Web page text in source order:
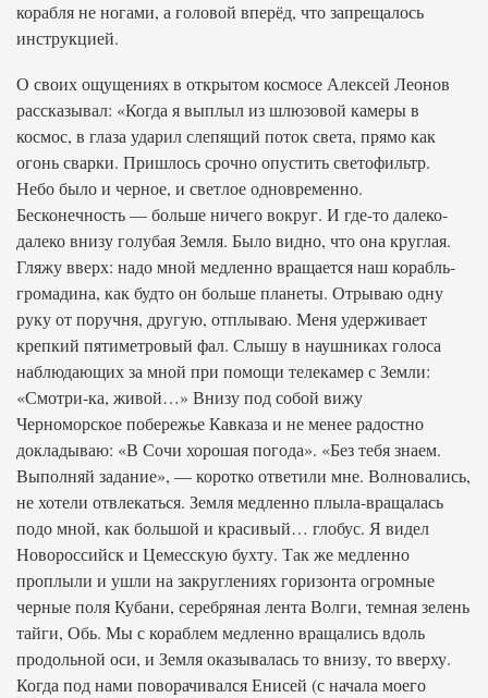
корабля не ногами, а головой вперёд, что запрещалось
инструкцией.
О своих ощущениях в открытом космосе Алексей Леонов
рассказывал: «Когда я выплыл из шлюзовой камеры в
космос, в глаза ударил слепящий поток света, прямо как
огонь сварки. Пришлось срочно опустить светофильтр.
Небо было и черное, и светлое одновременно.
Бесконечность — больше ничего вокруг. И где-то далеко-
далеко внизу голубая Земля. Было видно, что она круглая.
Гляжу вверх: надо мной медленно вращается наш корабль-
громадина, как будто он больше планеты. Отрываю одну
руку от поручня, другую, отплываю. Меня удерживает
крепкий пятиметровый фал. Слышу в наушниках голоса
наблюдающих за мной при помощи телекамер с Земли:
«Смотри-ка, живой…» Внизу под собой вижу
Черноморское побережье Кавказа и не менее радостно
докладываю: «В Сочи хорошая погода». «Без тебя знаем.
Выполняй задание», — коротко ответили мне. Волновались,
не хотели отвлекаться. Земля медленно плыла-вращалась
подо мной, как большой и красивый… глобус. Я видел
Новороссийск и Цемесскую бухту. Так же медленно
проплыли и ушли на закруглениях горизонта огромные
черные поля Кубани, серебряная лента Волги, темная зелень
тайги, Обь. Мы с кораблем медленно вращались вдоль
продольной оси, и Земля оказывалась то внизу, то вверху.
Когда под нами поворачивался Енисей (с начала моего